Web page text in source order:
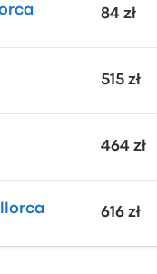
84 zł
515 zł
464 zł
616 zł